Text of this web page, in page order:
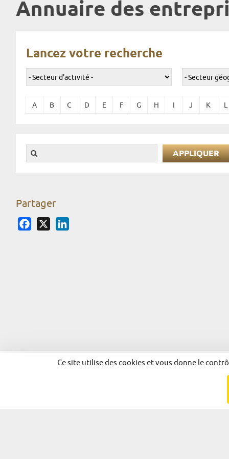
Annuaire des
Lancez votre recherche
A B C D E F G H I J K L
Partager
Facebook
© 2026 - Alsace ExcellenceCe site utilise des cookies et vous donne le